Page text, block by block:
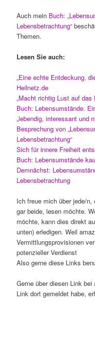
Auch mein Buch:
Lebensbetrachtung“
Themen.
Lesen Sie auch:
„Eine echte Entdeckung,
Heilnetz.de
„Macht richtig Lust auf
Buch: Lebensumstände.
„lebendig, interessant und
Besprechung von
Lebensbetrachtung“
Sich für innere Freiheit
Buch: Lebensumstände
Demnächst:
Lebensbetrachtung
Ich freue mich über jede/
gar beide, lesen möchte.
möchte, kann dies direkt
unten) erledigen. Weil
Vermittlungsprovisionen
potenzieller Verdienst
Also gerne diese Links
Gerne über diesen Link
Link dort gemeldet habe,